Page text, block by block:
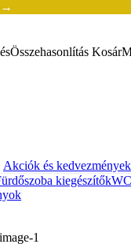
→
Összehasonlítás Kosár
Akciók és kedvezmények
kiegészítők